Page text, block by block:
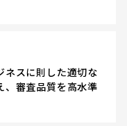
ネスに則した適切な
、審査品質を高水準